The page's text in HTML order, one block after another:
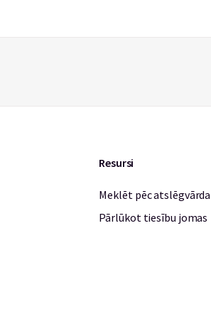
Resursi
Meklēt pēc atslēgvārda
Pārlūkot tiesību jomas